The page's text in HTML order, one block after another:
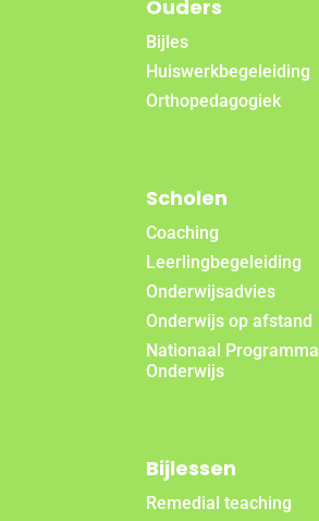
Ouders
Bijles
Huiswerkbegeleiding
Orthopedagogiek
Scholen
Coaching
Leerlingbegeleiding
Onderwijsadvies
Onderwijs op afstand
Nationaal Programma
Onderwijs
Bijlessen
Remedial teaching